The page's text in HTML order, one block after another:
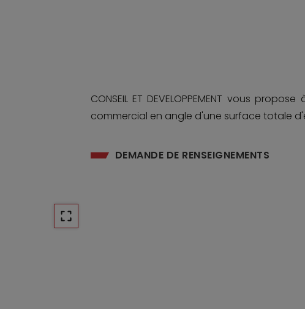
CONSEIL ET DEVELOPPEMENT vous
commercial en angle d'une surface totale
DEMANDE DE RENSEIGNEMENTS